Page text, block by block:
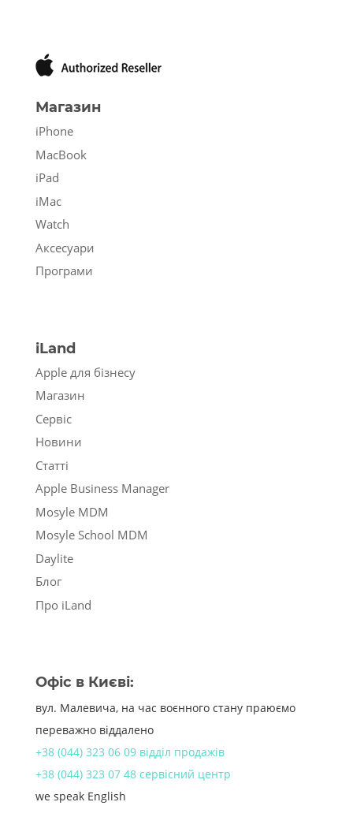
Магазин
iPhone
MacBook
iPad
iMac
Watch
Аксесуари
Програми
iLand
Apple для бізнесу
Магазин
Сервіс
Новини
Статті
Apple Business Manager
Mosyle MDM
Mosyle School MDM
Daylite
Блог
Про iLand
Офіс в Києві:
вул. Малевича, на час воєнного стану праюємо
переважно віддалено
+38 (044) 323 06 09 відділ продажів
+38 (044) 323 07 48 сервісний центр
we speak English